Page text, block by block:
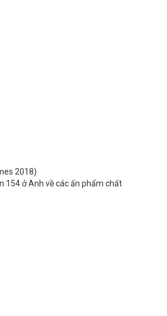
2018)
154 ở Anh về các ấn phẩm chất